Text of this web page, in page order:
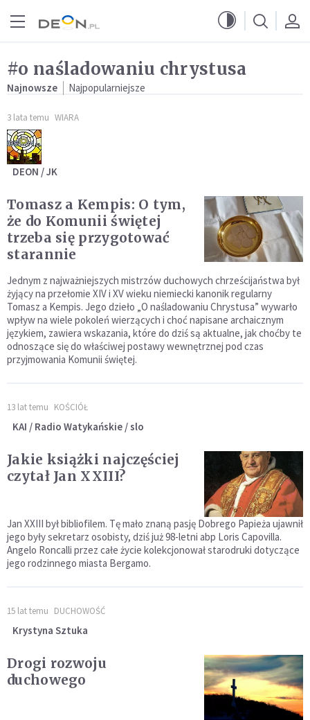
#o naśladowaniu chrystusa
Najnowsze Najpopularniejsze
3 lata temu WIARA
DEON / JK
Tomasz a Kempis: O tym,
że do Komunii świętej
trzeba się przygotować
starannie
Jednym z najważniejszych mistrzów duchowych chrześcijaństwa był
żyjący na przełomie XIV i XV wieku niemiecki kanonik regularny
Tomasz a Kempis. Jego dzieło „O naśladowaniu Chrystusa” wywarło
wpływ na wiele pokoleń wierzących i choć napisane archaicznym
językiem, zawiera wskazania, które do dziś są aktualne, jak choćby te
odnoszące się do właściwej postawy wewnętrznej pod czas
przyjmowania Komunii świętej.
13 lat temu KOŚCIÓŁ
KAI / Radio Watykańskie / slo
Jakie książki najczęściej
czytał Jan XXIII?
Jan XXIII był bibliofilem. Tę mało znaną pasję Dobrego Papieża ujawnił
jego były sekretarz osobisty, dziś już 98-letni abp Loris Capovilla.
Angelo Roncalli przez całe życie kolekcjonował starodruki dotyczące
jego rodzinnego miasta Bergamo.
15 lat temu DUCHOWOŚĆ
Krystyna Sztuka
Drogi rozwoju
duchowego